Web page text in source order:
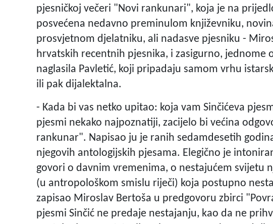
pjesničkoj večeri "Novi rankunari", koja je na
posvećena nedavno preminulom književniku,
prosvjetnom djelatniku, ali nadasve pjesniku -
hrvatskih recentnih pjesnika, i zasigurno, jednome
naglasila Pavletić, koji pripadaju samom vrhu
ili pak dijalektalna.
- Kada bi vas netko upitao: koja vam Sinčićeva
pjesmi nekako najpoznatiji, zacijelo bi većina
rankunar". Napisao ju je ranih sedamdesetih
njegovih antologijskih pjesama. Elegično je
govori o davnim vremenima, o nestajućem svijetu
(u antropološkom smislu riječi) koja postupno
zapisao Miroslav Bertoša u predgovoru zbirci
pjesmi Sinčić ne predaje nestajanju, kao da ne